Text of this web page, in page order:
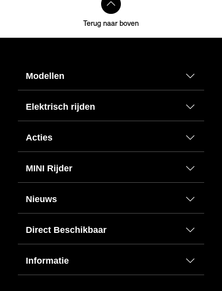
Terug naar boven
Modellen
Elektrisch rijden
Acties
MINI Rijder
Nieuws
Direct Beschikbaar
Informatie